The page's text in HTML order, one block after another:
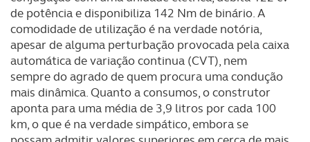
de potência e disponibiliza 142 Nm de binário. A
comodidade de utilização é na verdade notória,
apesar de alguma perturbação provocada pela caixa
automática de variação continua (CVT), nem
sempre do agrado de quem procura uma condução
mais dinâmica. Quanto a consumos, o construtor
aponta para uma média de 3,9 litros por cada 100
km, o que é na verdade simpático, embora se